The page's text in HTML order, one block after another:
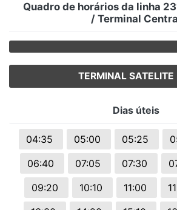
Quadro de horários da linha
/ Terminal
TERMINAL SATELITE
Dias úteis
04:35 05:00 05:25
06:40
07:05 07:30
09:20
10:10 11:00